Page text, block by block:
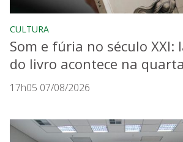
CULTURA
Som e fúria no século XXI:
do livro acontece na
17h05 07/08/2026